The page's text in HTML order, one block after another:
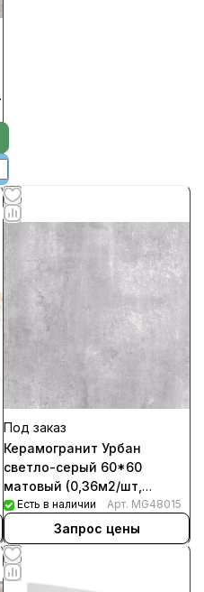
Под заказ
Керамогранит Урбан
светло-серый 60*60
матовый (0,36м2/шт,
1,44м2/уп, 4шт/уп)
Есть в наличии Арт. MG48015
Запрос цены